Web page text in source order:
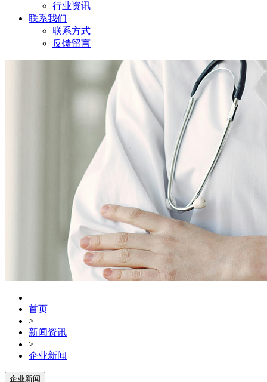
行业资讯
联系我们
联系方式
反馈留言
首页
>
新闻资讯
>
企业新闻
企业新闻